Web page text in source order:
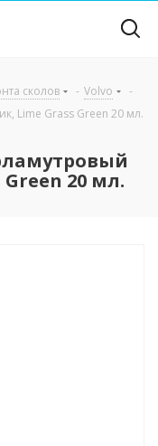
сколов - Volvo
-
Lime Grass Green 20 мл.
20 мл.